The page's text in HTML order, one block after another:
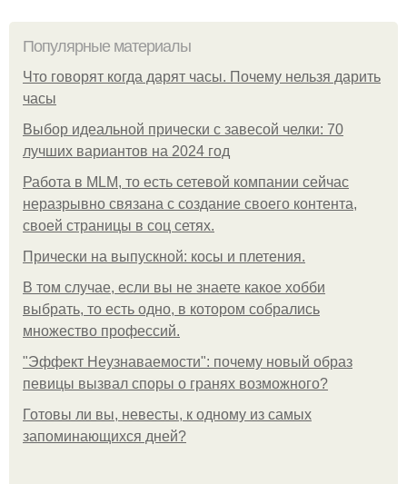
Популярные материалы
Что говорят когда дарят часы. Почему нельзя дарить
часы
Выбор идеальной прически с завесой челки: 70
лучших вариантов на 2024 год
Работа в MLM, то есть сетевой компании сейчас
неразрывно связана с создание своего контента,
своей страницы в соц сетях.
Прически на выпускной: косы и плетения.
В том случае, если вы не знаете какое хобби
выбрать, то есть одно, в котором собрались
множество профессий.
"Эффект Неузнаваемости": почему новый образ
певицы вызвал споры о гранях возможного?
Готовы ли вы, невесты, к одному из самых
запоминающихся дней?